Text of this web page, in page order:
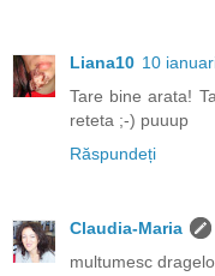
Liana10 10
Tare bine arata!
reteta ;-) puuup
Răspundeți
Claudia-Maria
multumesc